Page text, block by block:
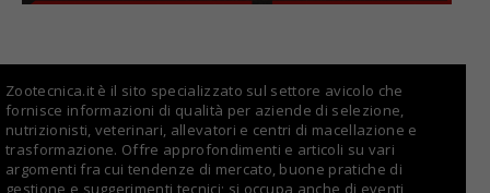
Zootecnica.it è il sito specializzato sul settore avicolo che
fornisce informazioni di qualità per aziende di selezione,
nutrizionisti, veterinari, allevatori e centri di macellazione e
trasformazione. Offre approfondimenti e articoli su vari
argomenti fra cui tendenze di mercato, buone pratiche di
gestione e suggerimenti tecnici; si occupa anche di eventi